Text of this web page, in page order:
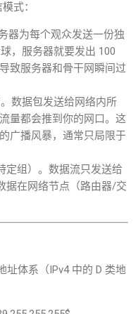
式：
器为每个观众发送一份独
，服务器就要发出 100
致服务器和骨干网瞬间过
数据包发送给网络内所
量都会推到你的网口。这
广播风暴，通常只局限于
定组）。数据流只发送给
据在网络节点（路由器/交
址体系（IPv4 中的 D 类地